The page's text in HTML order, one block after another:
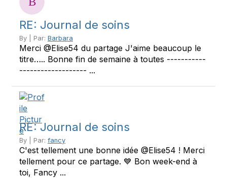
RE: Journal de soins
By | Par: Barbara
Merci @Elise54 du partage J'aime beaucoup le
titre….. Bonne fin de semaine à toutes -----------
------------------- ...
RE: Journal de soins
By | Par: fancy
C'est tellement une bonne idée @Elise54 ! Merci
tellement pour ce partage. 💙 Bon week-end à
toi, Fancy ...